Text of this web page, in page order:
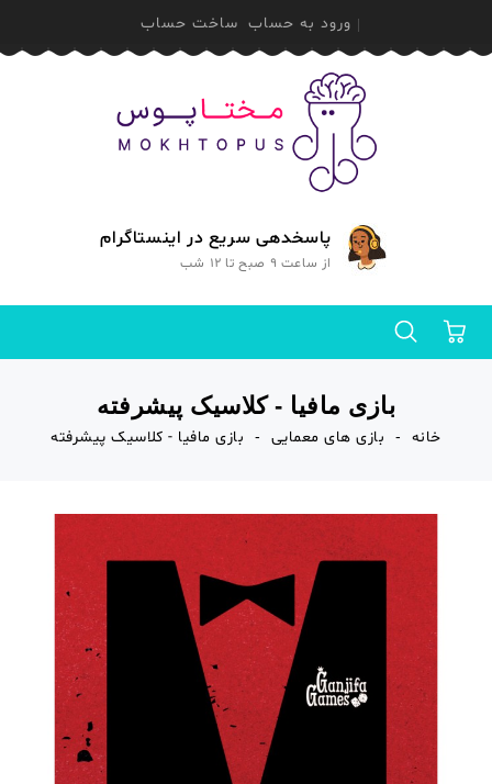
ورود به حساب ساخت حساب
پاسخدهی سریع در اینستاگرام
از ساعت 9 صبح تا 12 شب
بازی مافیا - کلاسیک پیشرفته
خانه بازی های معمایی بازی مافیا - کلاسیک پیشرفته